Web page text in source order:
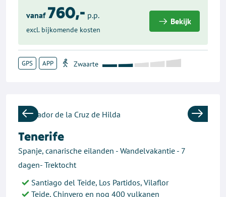
vanaf 760,- p.p.
excl. bijkomende kosten
Bekijk
GPS APP
Previous Next
Tenerife
Spanje, canarische eilanden - Wandelvakantie - 7
dagen- Trektocht
Santiago del Teide, Los Partidos, Vilaflor
Teide, Chinyero en nog 400 vulkanen